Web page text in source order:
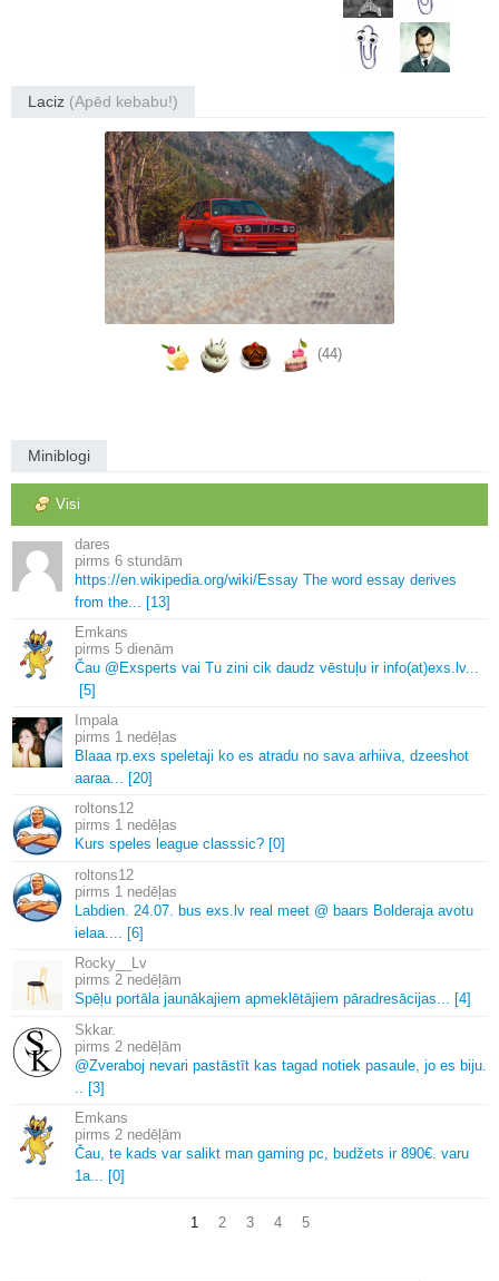
Laciz (Apēd kebabu!)
(44)
Miniblogi
Visi
dares
6 stundām
https://en.wikipedia.org/wiki/Essay The word essay derives
from the... [13]
Emkans
5 dienām
Čau @Exsperts vai Tu zini cik daudz vēstuļu ir info(at)exs. lv...
[5]
Impala
1 nedēļas
Blaaa rp.exs speletaji ko es atradu no sava arhiiva, dzeeshot
aaraa... [20]
roltons12
1 nedēļas
Kurs speles league classsic? [0]
roltons12
1 nedēļas
Labdien. 24.07. bus exs. lv real meet @ baars Bolderaja avotu
ielaa.... [6]
Rocky__Lv
2 nedēļām
Spēļu portāla jaunākajiem apmeklētājiem pāradresācijas... [4]
Skkar.
2 nedēļām
@Zveraboj nevari pastāstīt kas tagad notiek pasaule, jo es biju.
.. [3]
Emkans
2 nedēļām
Čau, te kads var salikt man gaming pc, budžets ir 890€. varu
1a... [0]
1 2 3 4 5